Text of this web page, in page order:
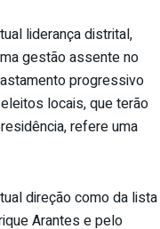
liderança distrital,
gestão assente no
progressivo
locais, que terão
refere uma
direção como da lista
Arantes e pelo